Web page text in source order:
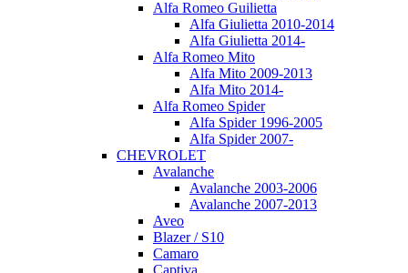
Alfa Romeo Guilietta
Alfa Giulietta 2010-2014
Alfa Giulietta 2014-
Alfa Romeo Mito
Alfa Mito 2009-2013
Alfa Mito 2014-
Alfa Romeo Spider
Alfa Spider 1996-2005
Alfa Spider 2007-
CHEVROLET
Avalanche
Avalanche 2003-2006
Avalanche 2007-2013
Aveo
Blazer / S10
Camaro
Captiva